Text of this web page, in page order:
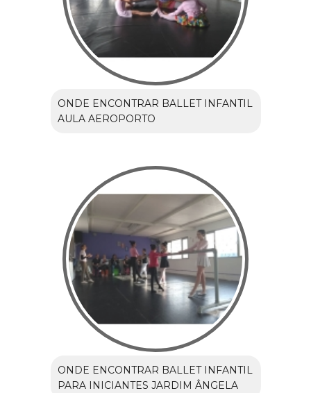
ONDE ENCONTRAR BALLET INFANTIL
AULA AEROPORTO
ONDE ENCONTRAR BALLET INFANTIL
PARA INICIANTES JARDIM ÂNGELA